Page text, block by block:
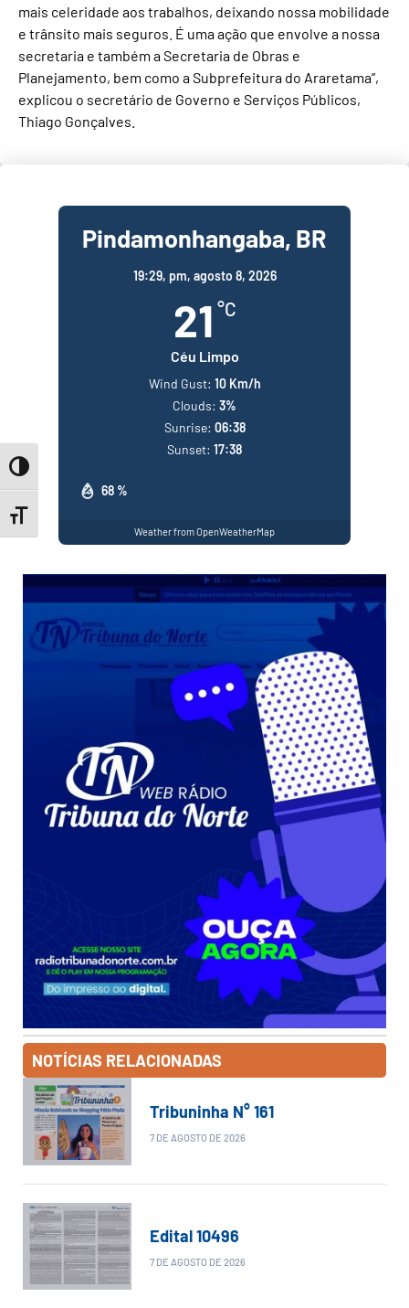
Toggle High Contrast
Toggle Font size
mais celeridade aos trabalhos, deixando nossa mobilidade
e trânsito mais seguros. É uma ação que envolve a nossa
secretaria e também a Secretaria de Obras e
Planejamento, bem como a Subprefeitura do Araretama”,
explicou o secretário de Governo e Serviços Públicos,
Thiago Gonçalves.
Pindamonhangaba, BR
19:29, pm, agosto 8, 2026
21 °C
Céu Limpo
68 %
Wind Gust: 10 Km/h
Clouds: 3%
Sunrise: 06:38
Sunset: 17:38
Weather from OpenWeatherMap
NOTÍCIAS RELACIONADAS
Tribuninha N° 161
7 DE AGOSTO DE 2026
Edital 10496
7 DE AGOSTO DE 2026